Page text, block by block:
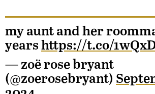
my aunt and her
years https://t.co/
— zoë rose bryant
(@zoerosebryant)